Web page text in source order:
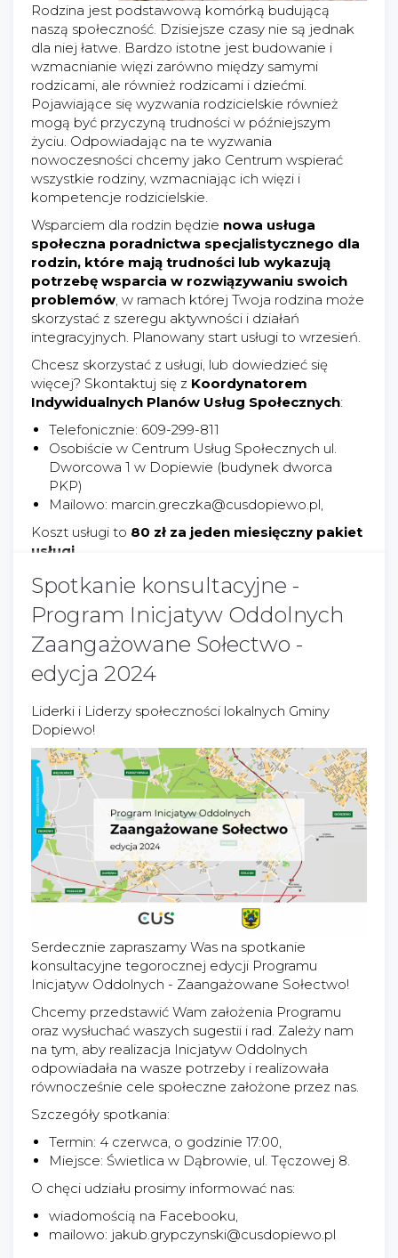
Rodzina jest podstawową komórką budującą
naszą społeczność. Dzisiejsze czasy nie są jednak
dla niej łatwe. Bardzo istotne jest budowanie i
wzmacnianie więzi zarówno między samymi
rodzicami, ale również rodzicami i dziećmi.
Pojawiające się wyzwania rodzicielskie również
mogą być przyczyną trudności w późniejszym
życiu. Odpowiadając na te wyzwania
nowoczesności chcemy jako Centrum wspierać
wszystkie rodziny, wzmacniając ich więzi i
kompetencje rodzicielskie.
Wsparciem dla rodzin będzie nowa usługa
społeczna poradnictwa specjalistycznego dla
rodzin, które mają trudności lub wykazują
potrzebę wsparcia w rozwiązywaniu swoich
problemów, w ramach której Twoja rodzina może
skorzystać z szeregu aktywności i działań
integracyjnych. Planowany start usługi to wrzesień.
Chcesz skorzystać z usługi, lub dowiedzieć się
więcej? Skontaktuj się z Koordynatorem
Indywidualnych Planów Usług Społecznych:
‍Telefonicznie: 609-299-811
Osobiście w Centrum Usług Społecznych ul.
Dworcowa 1 w Dopiewie (budynek dworca
PKP)
Mailowo: marcin.greczka@cusdopiewo.pl,
Koszt usługi to 80 zł za jeden miesięczny pakiet
usługi
-
Działanie realizowane jest w ramach projektu
„Rozwój Wielkopolskiej Sieci Centrów Usług
Społecznych na lata 2023-2026”
współfinansowanego ze środków Programu
Regionalnego Fundusze Europejskie dla
-
#FunduszeUE#FunduszeEuropejskie
Programy Unia Europejska-08/02/2024
Spotkanie konsultacyjne -
Program Inicjatyw Oddolnych
Zaangażowane Sołectwo -
edycja 2024
Liderki i Liderzy społeczności lokalnych Gminy
Dopiewo!
Serdecznie zapraszamy Was na spotkanie
konsultacyjne tegorocznej edycji Programu
Inicjatyw Oddolnych - Zaangażowane Sołectwo!
Chcemy przedstawić Wam założenia Programu
oraz wysłuchać waszych sugestii i rad. Zależy nam
na tym, aby realizacja Inicjatyw Oddolnych
odpowiadała na wasze potrzeby i realizowała
równocześnie cele społeczne założone przez nas.
Szczegóły spotkania:
Termin: 4 czerwca, o godzinie 17:00,
Miejsce: Świetlica w Dąbrowie, ul. Tęczowej 8.
O chęci udziału prosimy informować nas:
wiadomością na Facebooku,
mailowo: jakub.grypczynski@cusdopiewo.pl